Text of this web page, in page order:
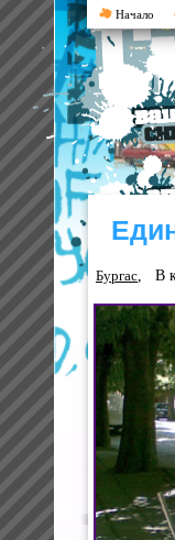
Начало
Бургас , В